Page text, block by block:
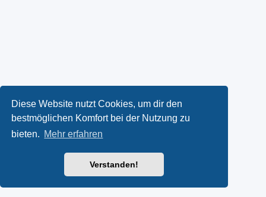
Diese Website nutzt Cookies, um dir den
bestmöglichen Komfort bei der Nutzung zu
bieten. Mehr erfahren
Verstanden!